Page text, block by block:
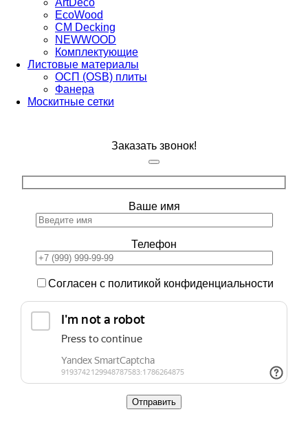
ArtDeco
EcoWood
CM Decking
NEWWOOD
Комплектующие
Листовые материалы
ОСП (OSB) плиты
Фанера
Москитные сетки
Заказать звонок!
Ваше имя
Телефон
Согласен с политикой конфиденциальности